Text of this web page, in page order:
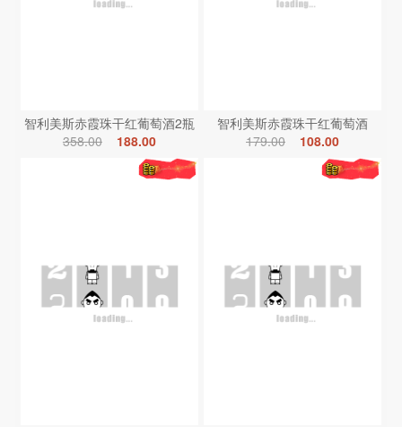
智利美斯赤霞珠干红葡萄酒2瓶
358.00
188.00
智利美斯赤霞珠干红葡萄酒
179.00
108.00